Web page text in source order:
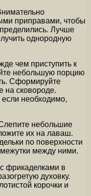
приправами, чтобы
Лучше
однородную
чем приступить к
небольшую порцию
Сформируйте
на сковороде.
необходимо,
небольшие
их на лаваш.
по поверхности
между ними.
фрикаделками в
духовку.
корочки и